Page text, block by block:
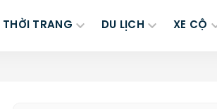
THỜI TRANG DU LỊCH XE CỘ